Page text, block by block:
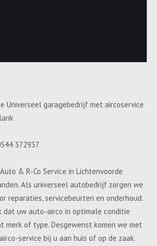
Universeel garagebedrijf met aircoservice
372937
& R-Co Service in Lichtenvoorde
Als universeel autobedrijf zorgen we
reparaties, servicebeurten en onderhoud.
dat uw auto-airco in optimale conditie
merk of type. Desgewenst komen we met
service bij u aan huis of op de zaak.